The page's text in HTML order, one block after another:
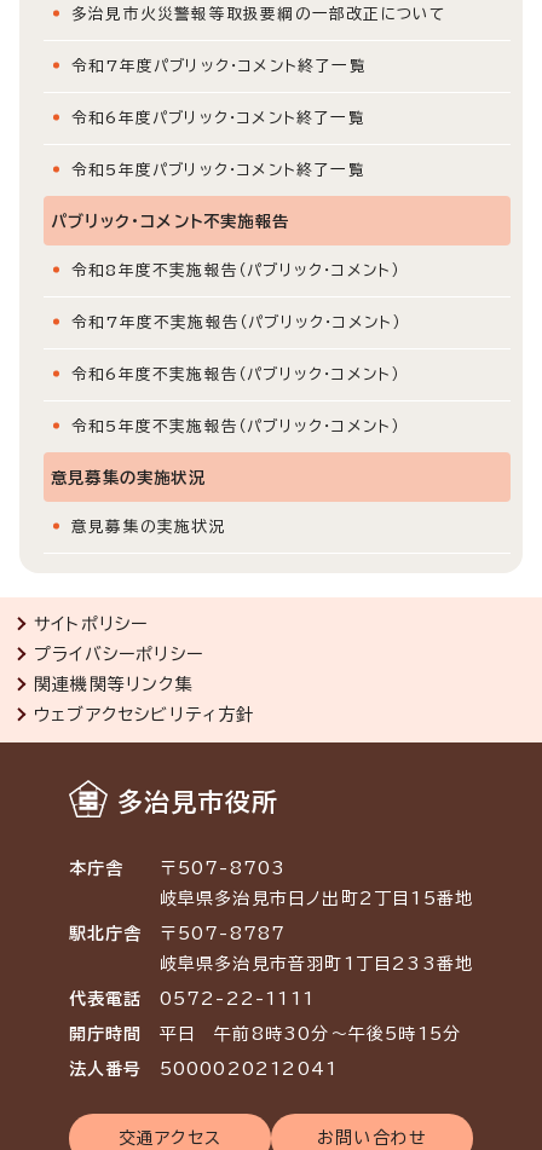
多治見市火災警報等取扱要綱の一部改正について
令和7年度パブリック・コメント終了一覧
令和6年度パブリック・コメント終了一覧
令和5年度パブリック・コメント終了一覧
パブリック・コメント不実施報告
令和8年度不実施報告（パブリック・コメント）
令和7年度不実施報告（パブリック・コメント）
令和6年度不実施報告（パブリック・コメント）
令和5年度不実施報告（パブリック・コメント）
意見募集の実施状況
意見募集の実施状況
サイトポリシー
プライバシーポリシー
関連機関等リンク集
ウェブアクセシビリティ方針
多治見市役所
本庁舎
〒507-8703
岐阜県多治見市日ノ出町2丁目15番地
駅北庁舎
〒507-8787
岐阜県多治見市音羽町1丁目233番地
代表電話 0572-22-1111
開庁時間 平日 午前8時30分～午後5時15分
法人番号 5000020212041
交通アクセス お問い合わせ